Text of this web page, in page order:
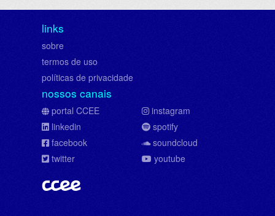
links
sobre
termos de uso
políticas de privacidade
nossos canais
portal CCEE
linkedin
facebook
twitter
instagram
spotify
soundcloud
youtube